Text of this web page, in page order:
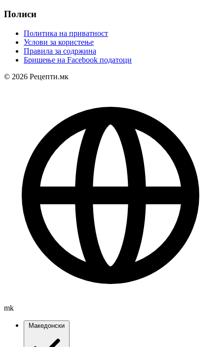
Полиси
Политика на приватност
Услови за користење
Правила за содржина
Бришење на Facebook податоци
© 2026 Рецепти.мк
mk